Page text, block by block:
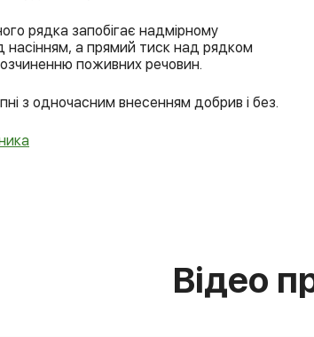
рядка запобігає надмірному
насінням, а прямий тиск над рядком
поживних речовин.
з одночасним внесенням добрив і без.
Відео